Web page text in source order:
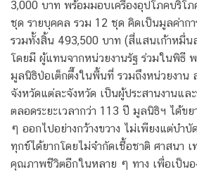
3,000 บาท พร้อมมอบเครื่องอุปโภคบริโภ
ชุด รายบุคคล รวม 12 ชุด คิดเป็นมูลค่าก
รวมทั้งสิ้น 493,500 บาท (สี่แสนเก้าหมื่น
โดยมี ผู้แทนจากหน่วยงานรัฐ ร่วมในพิธี
มูลนิธิป่อเต็กตึ๊งในพื้นที่ รวมถึงหน่วยงาน
จังหวัดแต่ละจังหวัด เป็นผู้ประสานงานแล
ตลอดระยะเวลากว่า 113 ปี มูลนิธิฯ ได้ขย
ๆ ออกไปอย่างกว้างขวาง ไม่เพียงแต่บำ
ทุกข์ได้ยากโดยไม่จำกัดเชื้อชาติ ศาสนา
คุณภาพชีวิตอีกในหลาย ๆ ทาง เพื่อเป็น